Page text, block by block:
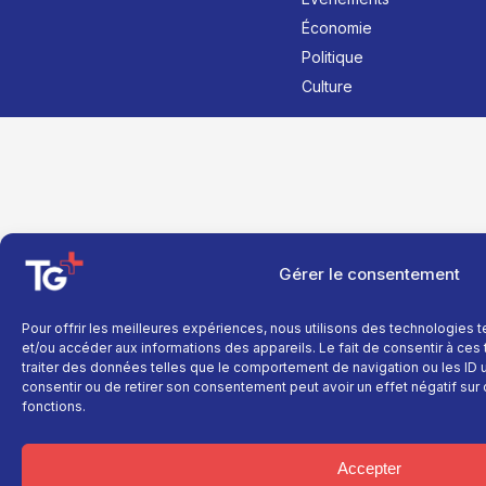
Gérer le consentement
Pour offrir les meilleures expériences, nous utilisons des technologies
et/ou accéder aux informations des appareils. Le fait de consentir à
traiter des données telles que le comportement de navigation ou les ID
consentir ou de retirer son consentement peut avoir un effet négatif
fonctions.
Accepter
Économie
Politique
Culture